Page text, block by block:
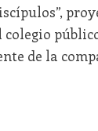
de la